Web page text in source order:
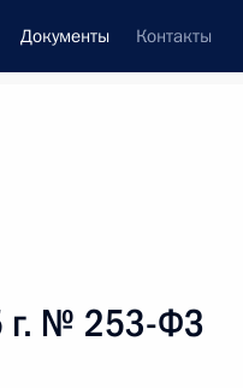
Документы Контакты
г. № 253-ФЗ